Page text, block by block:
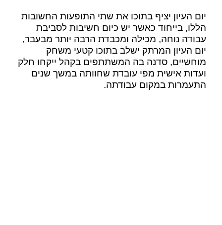
יום העיון יציף בתוכו את שתי התופעות החשובות
הללו, בייחוד כאשר יש כיום חשיבות לסביבת
עבודה נוחה, מכילה ומכבדת הרבה יותר מבעבר,
יום העיון המרתק ישלב בתוכו קטעי משחק
מוחשיים, סדנה בה המשתתפים בקהל ייקחו חלק
ועדות אישית מפי עובדת שחוותה במשך שנים
התעמרות במקום עבודתה.